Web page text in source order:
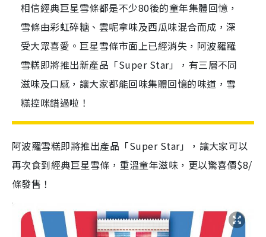
相信經典巨星雪條都是不少80後的童年集體回憶，
雪條由彩虹碎糖、雲呢拿味及西瓜味混合而成，深
受大眾喜愛。巨星雪條市面上已經消失，阿波羅羅
雪糕即將推出新產品「Super Star」，有三層不同
滋味及口感，讓大家都能回味集體回憶的味道，雪
糕控咪錯過啦！
阿波羅雪糕即將推出產品「Super Star」，讓大家可以
再次食到經典巨星雪條，重溫童年滋味，更以驚喜價$8/
條發售！